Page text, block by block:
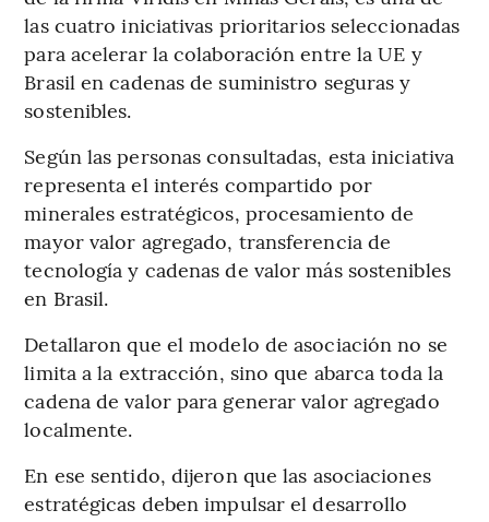
las cuatro iniciativas prioritarios seleccionadas
para acelerar la colaboración entre la UE y
Brasil en cadenas de suministro seguras y
sostenibles.
Según las personas consultadas, esta iniciativa
representa el interés compartido por
minerales estratégicos, procesamiento de
mayor valor agregado, transferencia de
tecnología y cadenas de valor más sostenibles
en Brasil.
Detallaron que el modelo de asociación no se
limita a la extracción, sino que abarca toda la
cadena de valor para generar valor agregado
localmente.
En ese sentido, dijeron que las asociaciones
estratégicas deben impulsar el desarrollo